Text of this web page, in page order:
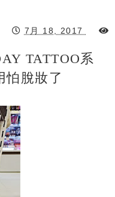
7月 18, 2017
TATTOO系
怕脫妝了